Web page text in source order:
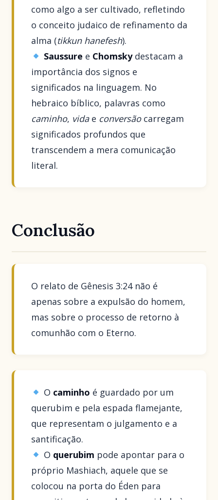
como algo a ser cultivado, refletindo
o conceito judaico de refinamento da
alma (tikkun hanefesh).
Saussure e Chomskydestacam a
importância dos signos e
significados na linguagem. No
hebraico bíblico, palavras como
caminho, vidae conversãocarregam
significados profundos que
transcendem a mera comunicação
literal.
Conclusão
O relato de Gênesis 3:24 não é
apenas sobre a expulsão do homem,
mas sobre o processo de retorno à
comunhão com o Eterno.
O caminho é guardado por um
querubim e pela espada flamejante,
que representam o julgamento e a
santificação.
O querubim pode apontar para o
próprio Mashiach, aquele que se
colocou na porta do Éden para